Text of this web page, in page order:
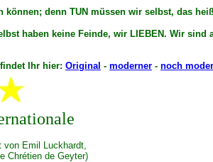
denn TUN müssen wir selbst, das
haben keine Feinde, wir LIEBEN. Wir
Ihr hier: Original - moderner - noch
von Emil Luckhardt,
Chrétien de Geyter)